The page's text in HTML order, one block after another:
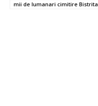
mii de lumanari cimitire Bistrita